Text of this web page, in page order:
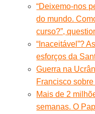
“Deixemo-nos
do mundo.
curso?”,
“Inaceitável”?
esforços da
Guerra na
Francisco
Mais de 2
semanas. O